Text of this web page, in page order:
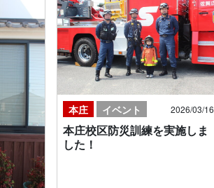
本庄 イベント 2026/03/16
本庄校区防災訓練を実施しま
した！